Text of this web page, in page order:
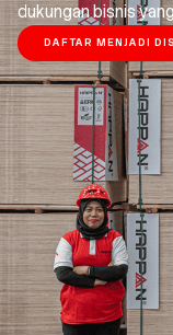
dukungan bisnis
DAFTAR MENJADI